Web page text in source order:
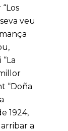
veu
“Doña
1924,
a